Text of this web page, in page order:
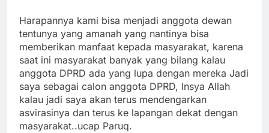
Harapannya kami bisa menjadi anggota dewan
tentunya yang amanah yang nantinya bisa
memberikan manfaat kepada masyarakat, karena
saat ini masyarakat banyak yang bilang kalau
anggota DPRD ada yang lupa dengan mereka Jadi
saya sebagai calon anggota DPRD, Insya Allah
kalau jadi saya akan terus mendengarkan
asvirasinya dan terus ke lapangan dekat dengan
masyarakat..ucap Paruq.